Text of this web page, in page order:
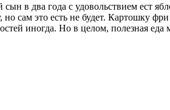
в два года с удовольствием ест
сам это есть не будет. Картошку
иногда. Но в целом, полезная